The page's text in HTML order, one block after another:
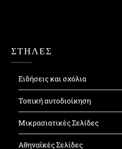
ΣΤΗΛΕΣ
Ειδήσεις και σχόλια
Τοπική αυτοδιοίκηση
Μικρασιατικές Σελίδες
Αθηναϊκές Σελίδες